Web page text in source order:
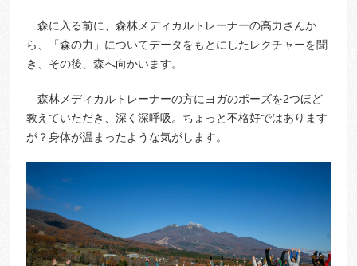
森に入る前に、森林メディカルトレーナーの高力さんか
ら、「森の力」についてデータをもとにしたレクチャーを聞
き、その後、森へ向かいます。
森林メディカルトレーナーの方にヨガのポーズを2つほど
教えていただき、深く深呼吸。ちょっと不格好ではあります
が？身体が温まったような気がします。